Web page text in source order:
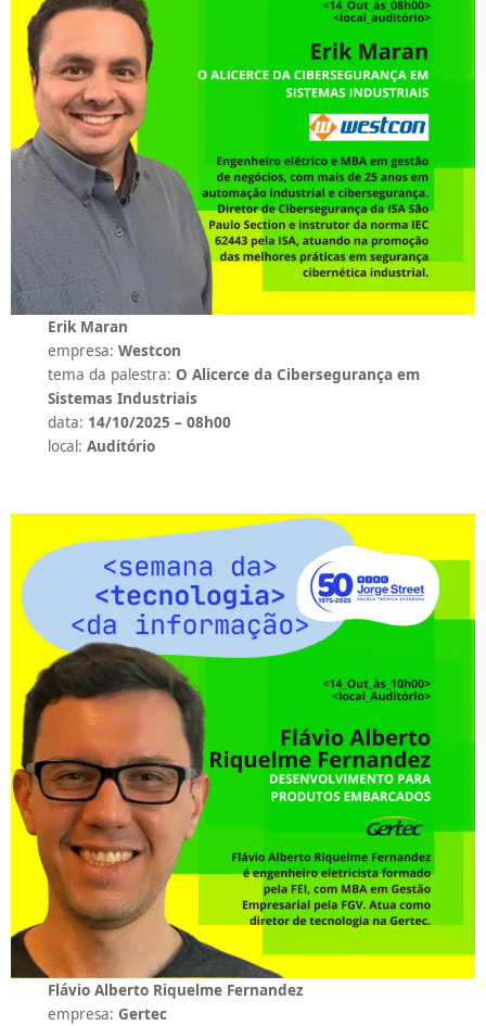
Erik Maran
empresa:Westcon
tema da palestra:O Alicerce da Cibersegurança em
Sistemas Industriais
data: 14/10/2025 – 08h00
local:Auditório
Flávio Alberto Riquelme Fernandez
empresa:Gertec